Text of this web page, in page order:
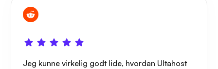
Jeg kunne virkelig godt lide, hvordan Ultahost